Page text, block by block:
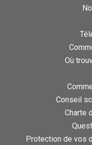
Où
Conseil
Charte
Protection de vos